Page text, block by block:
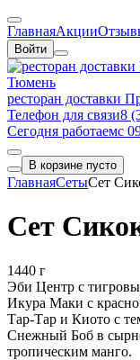
ГлавнаяАкции
Войти
Тюмень
ресторан доставки
Телефон для связи8
Сегодня работаемс
В корзине пусто
ГлавнаяСетыСет
Сет
1440 г
Эби Центр с
Икура Маки с
Тар-Тар и Киото с
Снежный Боб в
тропическим манго.